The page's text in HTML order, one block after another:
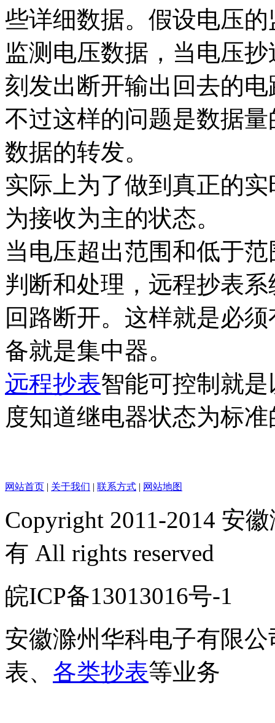
些详细数据。假设电压
监测电压数据，当电压
刻发出断开输出回去的电
不过这样的问题是数据
数据的转发。
实际上为了做到真正的
为接收为主的状态。
当电压超出范围和低于
判断和处理，远程抄表
回路断开。这样就是必
备就是集中器。
远程抄表智能可控制就
度知道继电器状态为标准
网站首页 | 关于我们 | 联系方式 | 网站地图
Copyright 2011-2014 安
有 All rights reserved
皖ICP备13013016号
安徽滁州华科电子有限公
表、 各类抄表等业务